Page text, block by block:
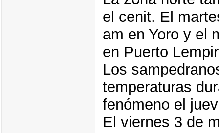
el cenit. El
am en Yoro y el
en Puerto
Los
temperaturas
fenómeno el
El viernes 3 de